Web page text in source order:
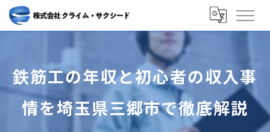
鉄筋工の年収と初心者の収入事
情を埼玉県三郷市で徹底解説